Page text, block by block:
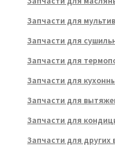
Запчасти для
Запчасти для
Запчасти для
Запчасти для
Запчасти для
Запчасти для
Запчасти для других